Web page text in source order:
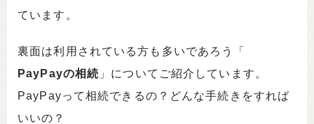
ています。
裏面は利用されている方も多いであろう「
PayPayの相続 」についてご紹介しています。
PayPayって相続できるの？どんな手続きをすれば
いいの？